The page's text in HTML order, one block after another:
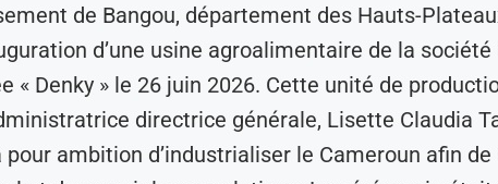
de Bangou, département des Hauts-
d’une usine agroalimentaire de la
« Denky » le 26 juin 2026. Cette unité de
directrice générale, Lisette Claudia
pour ambition d’industrialiser le Cameroun afin